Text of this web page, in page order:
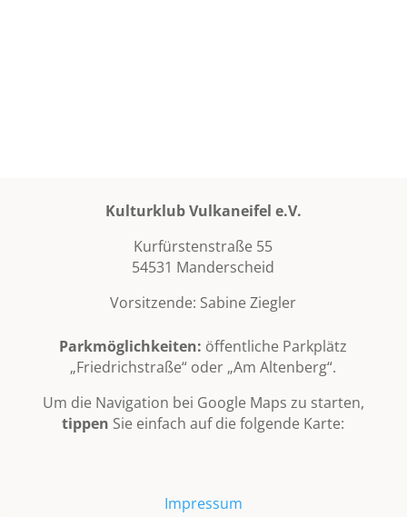
Kulturklub Vulkaneifel e.V.
Kurfürstenstraße 55
54531 Manderscheid
Vorsitzende: Sabine Ziegler
Parkmöglichkeiten: öffentliche Parkplätz
„Friedrichstraße“ oder „Am Altenberg“.
Um die Navigation bei Google Maps zu starten,
tippen Sie einfach auf die folgende Karte:
Impressum